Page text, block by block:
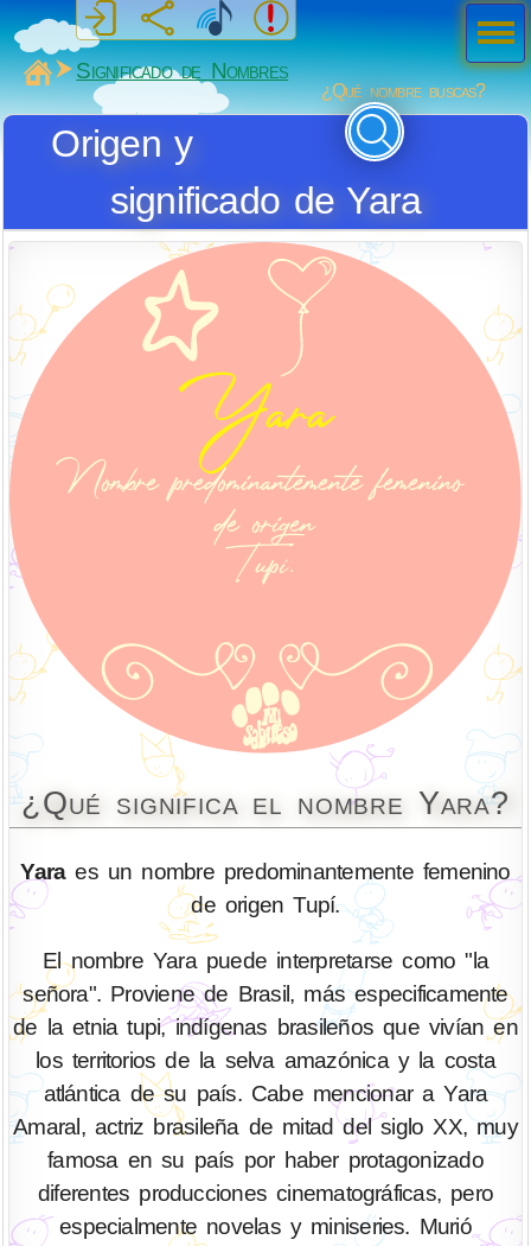
MiSabueso
Significado de Nombres
¿Qué nombre buscas?
Origen y
significado de Yara
¿Qué significa el nombre Yara?
Yaraes un nombre predominantemente femenino
de origen Tupí.
El nombre Yara puede interpretarse como "la
señora". Proviene de Brasil, más especificamente
de la etnia tupi, indígenas brasileños que vivían en
los territorios de la selva amazónica y la costa
atlántica de su país. Cabe mencionar a Yara
Amaral, actriz brasileña de mitad del siglo XX, muy
famosa en su país por haber protagonizado
diferentes producciones cinematográficas, pero
especialmente novelas y miniseries. Murió
Men
ú